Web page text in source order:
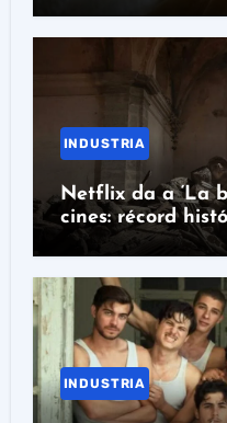
INDUSTRIA
Netflix da a ‘La
cines: récord
Oscar
INDUSTRIA